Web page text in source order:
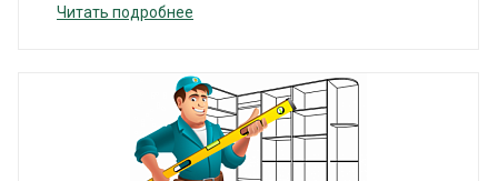
Читать подробнее